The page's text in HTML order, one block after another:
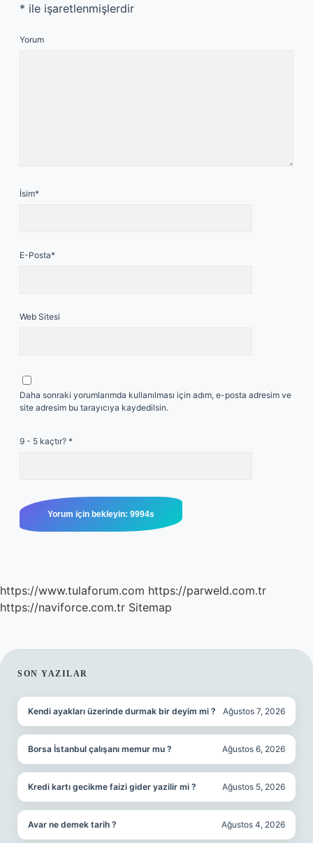
* ile işaretlenmişlerdir
Yorum
İsim*
E-Posta*
Web Sitesi
Daha sonraki yorumlarımda kullanılması için adım, e-posta adresim ve
site adresim bu tarayıcıya kaydedilsin.
9 - 5 kaçtır? *
https://www.tulaforum.com https://parweld.com.tr
https://naviforce.com.tr Sitemap
SIDEBAR
SON YAZILAR
Kendi ayakları üzerinde durmak bir deyim mi ? Ağustos 7, 2026
Borsa İstanbul çalışanı memur mu ? Ağustos 6, 2026
Kredi kartı gecikme faizi gider yazilir mi ? Ağustos 5, 2026
Avar ne demek tarih ? Ağustos 4, 2026